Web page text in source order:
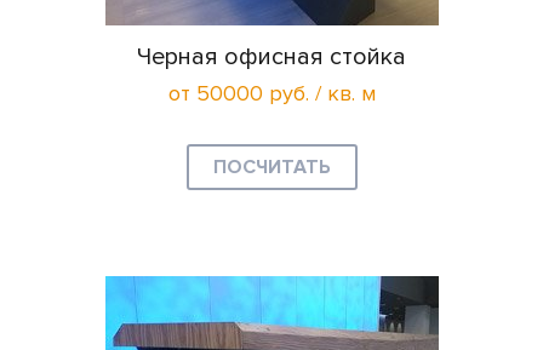
Черная офисная стойка
от 50000 руб. / кв. м
ПОСЧИТАТЬ